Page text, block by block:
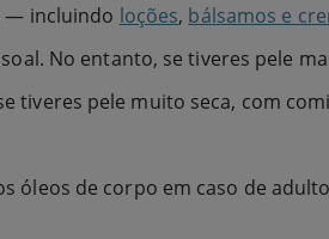
— incluindo loções, bálsamos e
No entanto, se tiveres pele
tiveres pele muito seca, com
óleos de corpo em caso de